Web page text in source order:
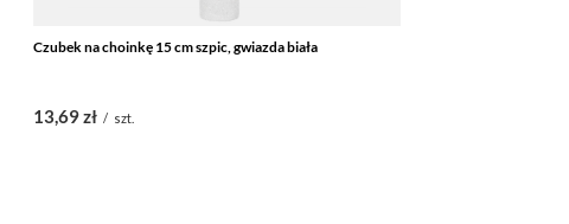
Czubek na choinkę 15 cm szpic, gwiazda biała
13,69 zł / szt.